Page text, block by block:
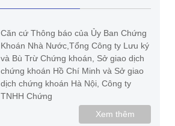
Căn cứ Thông báo của Ủy Ban Chứng
Khoán Nhà Nước,Tổng Công ty Lưu ký
và Bù Trừ Chứng khoán, Sở giao dịch
chứng khoán Hồ Chí Minh và Sở giao
dịch chứng khoán Hà Nội, Công ty
TNHH Chứng
Xem thêm